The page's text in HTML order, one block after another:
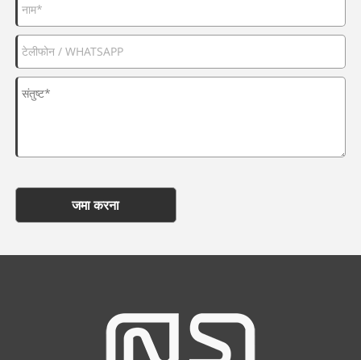
जमा करना